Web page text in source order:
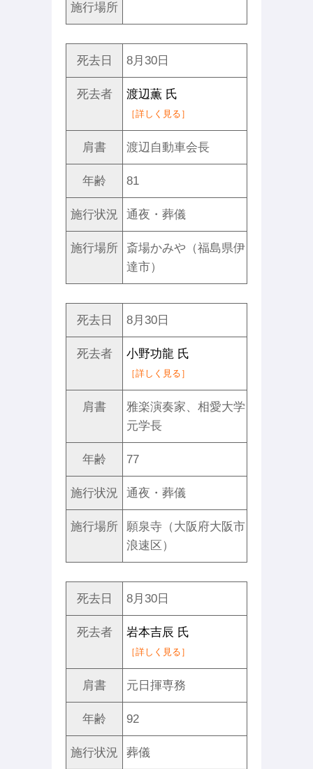
施行場所
死去日 8月30日
死去者 渡辺薫 氏
［詳しく見る］
肩書 渡辺自動車会長
年齢 81
施行状況 通夜・葬儀
施行場所
斎場かみや（福島県伊
達市）
死去日 8月30日
死去者 小野功龍 氏
［詳しく見る］
肩書
雅楽演奏家、相愛大学
元学長
年齢 77
施行状況 通夜・葬儀
施行場所
願泉寺（大阪府大阪市
浪速区）
死去日 8月30日
死去者 岩本吉辰 氏
［詳しく見る］
肩書 元日揮専務
年齢 92
施行状況 葬儀